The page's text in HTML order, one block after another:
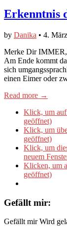
Erkenntnis
by Danika • 4.
Merke Dir IMMER,
Am Ende kommt
sich
einen Eimer oder
Read more →
Klick, um auf
geöffnet)
Klick, um
geöffnet)
Klick, um
neuem
Klicken, um
geöffnet)
Gefällt mir:
Gefällt mir Wird